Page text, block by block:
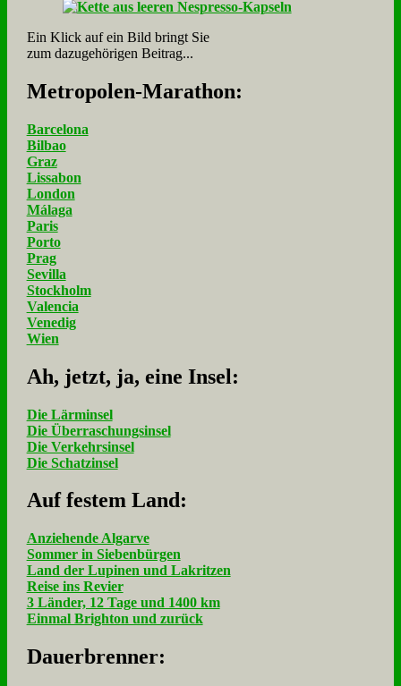
Ein Klick auf ein Bild bringt Sie
zum dazugehörigen Beitrag...
Me­tro­po­len-Ma­ra­thon:
Barcelona
Bilbao
Graz
Lissabon
London
Málaga
Paris
Porto
Prag
Sevilla
Stockholm
Valencia
Venedig
Wien
Ah, jetzt, ja, ei­ne In­sel:
Die Lärminsel
Die Überraschungsinsel
Die Verkehrsinsel
Die Schatzinsel
Auf fe­stem Land:
Anziehende Algarve
Sommer in Siebenbürgen
Land der Lupinen und Lakritzen
Reise ins Revier
3 Länder, 12 Tage und 1400 km
Einmal Brighton und zurück
Dau­er­bren­ner: